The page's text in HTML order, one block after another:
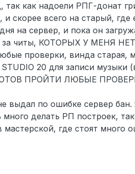
так как надоели РПГ-донат
скорее всего на старый,
на сервер, и пока он
за читы, КОТОРЫХ У МЕНЯ
проверки, винда старая,
20 для записи музыки
ГОТОВ ПРОЙТИ ЛЮБЫЕ
выдал по ошибке сервер
делать РП построек, так
где стоят много